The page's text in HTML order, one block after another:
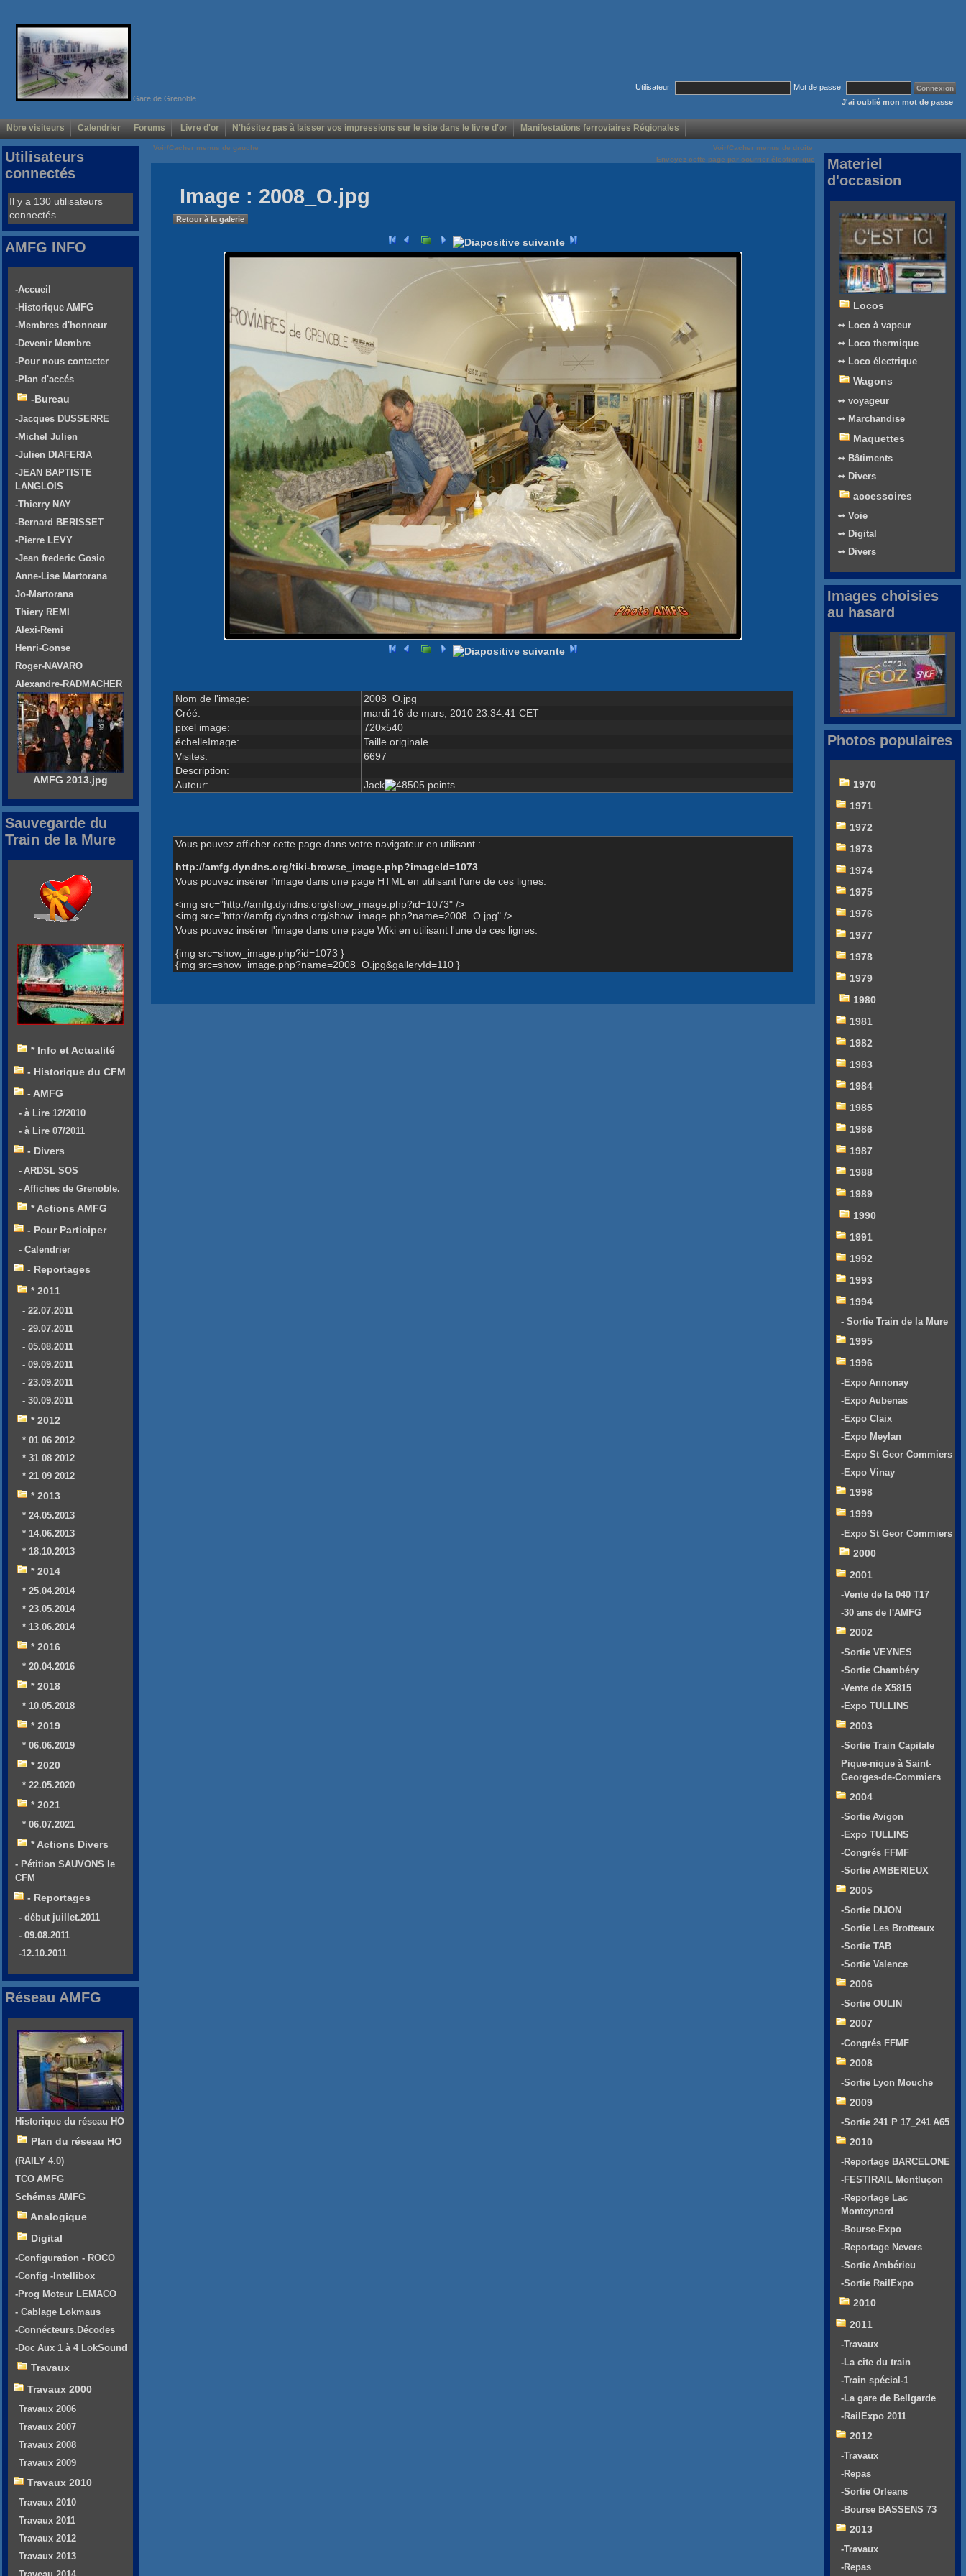
Gare de Grenoble
Utilisateur:
Mot de passe:
J'ai oublié mon mot de passe
Nbre visiteurs Calendrier Forums Livre d'or N'hésitez pas à laisser vos impressions sur le site dans le livre d'or Manifestations ferroviaires Régionales
Voir/Cacher menus de gauche
Voir/Cacher menus de droite
Envoyez cette page par courrier électronique
Image : 2008_O.jpg
Retour à la galerie
Nom de l'image:
2008_O.jpg
Créé:
mardi 16 de mars, 2010 23:34:41 CET
pixel image:
720x540
échelleImage:
Taille originale
Visites:
6697
Description:
Auteur:
Jack
Vous pouvez afficher cette page dans votre navigateur en utilisant :
http://amfg.dyndns.org/tiki-browse_image.php?imageId=1073
Vous pouvez insérer l'image dans une page HTML en utilisant l'une de ces lignes:
<img src="http://amfg.dyndns.org/show_image.php?id=1073" />
<img src="http://amfg.dyndns.org/show_image.php?name=2008_O.jpg" />
Vous pouvez insérer l'image dans une page Wiki en utilisant l'une de ces lignes:
{img src=show_image.php?id=1073 }
{img src=show_image.php?name=2008_O.jpg&galleryId=110 }
Utilisateurs
connectés
Il y a 130 utilisateurs
connectés
AMFG INFO
-Accueil
-Historique AMFG
-Membres d'honneur
-Devenir Membre
-Pour nous contacter
-Plan d'accés
-Bureau
-Jacques DUSSERRE
-Michel Julien
-Julien DIAFERIA
-JEAN BAPTISTE
LANGLOIS
-Thierry NAY
-Bernard BERISSET
-Pierre LEVY
-Jean frederic Gosio
Anne-Lise Martorana
Jo-Martorana
Thiery REMI
Alexi-Remi
Henri-Gonse
Roger-NAVARO
Alexandre-RADMACHER
AMFG 2013.jpg
Sauvegarde du
Train de la Mure
* Info et Actualité
- Historique du CFM
- AMFG
- à Lire 12/2010
- à Lire 07/2011
- Divers
- ARDSL SOS
- Affiches de Grenoble.
* Actions AMFG
- Pour Participer
- Calendrier
- Reportages
* 2011
- 22.07.2011
- 29.07.2011
- 05.08.2011
- 09.09.2011
- 23.09.2011
- 30.09.2011
* 2012
* 01 06 2012
* 31 08 2012
* 21 09 2012
* 2013
* 24.05.2013
* 14.06.2013
* 18.10.2013
* 2014
* 25.04.2014
* 23.05.2014
* 13.06.2014
* 2016
* 20.04.2016
* 2018
* 10.05.2018
* 2019
* 06.06.2019
* 2020
* 22.05.2020
* 2021
* 06.07.2021
* Actions Divers
- Pétition SAUVONS le
CFM
- Reportages
- début juillet.2011
- 09.08.2011
-12.10.2011
Réseau AMFG
Historique du réseau HO
Plan du réseau HO
(RAILY 4.0)
TCO AMFG
Schémas AMFG
Analogique
Digital
-Configuration - ROCO
-Config -Intellibox
-Prog Moteur LEMACO
- Cablage Lokmaus
-Connécteurs.Décodes
-Doc Aux 1 à 4 LokSound
Travaux
Travaux 2000
Travaux 2006
Travaux 2007
Travaux 2008
Travaux 2009
Travaux 2010
Travaux 2010
Travaux 2011
Travaux 2012
Travaux 2013
Materiel
d'occasion
Locos
➻ Loco à vapeur
➻ Loco thermique
➻ Loco électrique
Wagons
➻ voyageur
➻ Marchandise
Maquettes
➻ Bâtiments
➻ Divers
accessoires
➻ Voie
➻ Digital
➻ Divers
Images choisies
au hasard
Photos populaires
1970
1971
1972
1973
1974
1975
1976
1977
1978
1979
1980
1981
1982
1983
1984
1985
1986
1987
1988
1989
1990
1991
1992
1993
1994
- Sortie Train de la Mure
1995
1996
-Expo Annonay
-Expo Aubenas
-Expo Claix
-Expo Meylan
-Expo St Geor Commiers
-Expo Vinay
1998
1999
-Expo St Geor Commiers
2000
2001
-Vente de la 040 T17
-30 ans de l'AMFG
2002
-Sortie VEYNES
-Sortie Chambéry
-Vente de X5815
-Expo TULLINS
2003
-Sortie Train Capitale
Pique-nique à Saint-
Georges-de-Commiers
2004
-Sortie Avigon
-Expo TULLINS
-Congrés FFMF
-Sortie AMBERIEUX
2005
-Sortie DIJON
-Sortie Les Brotteaux
-Sortie TAB
-Sortie Valence
2006
-Sortie OULIN
2007
-Congrés FFMF
2008
-Sortie Lyon Mouche
2009
-Sortie 241 P 17_241 A65
2010
-Reportage BARCELONE
-FESTIRAIL Montluçon
-Reportage Lac
Monteynard
-Bourse-Expo
-Reportage Nevers
-Sortie Ambérieu
-Sortie RailExpo
2010
2011
-Travaux
-La cite du train
-Train spécial-1
-La gare de Bellgarde
-RailExpo 2011
2012
-Travaux
-Repas
-Sortie Orleans
-Bourse BASSENS 73
2013
-Travaux
-Repas